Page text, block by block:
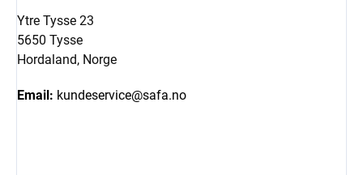
Ytre Tysse 23
5650 Tysse
Hordaland, Norge
Email: kundeservice@safa.no